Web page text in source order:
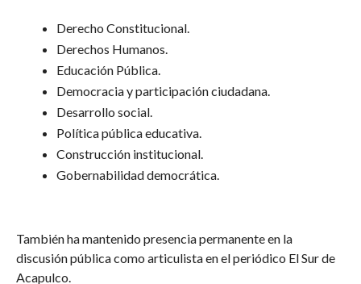
Derecho Constitucional.
Derechos Humanos.
Educación Pública.
Democracia y participación ciudadana.
Desarrollo social.
Política pública educativa.
Construcción institucional.
Gobernabilidad democrática.
También ha mantenido presencia permanente en la
discusión pública como articulista en el periódico El Sur de
Acapulco.